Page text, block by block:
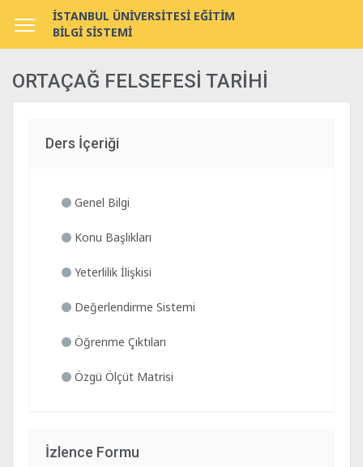
İSTANBUL ÜNİVERSİTESİ EĞİTİM
BİLGİ SİSTEMİ
ORTAÇAĞ FELSEFESİ TARİHİ
Ders İçeriği
Genel Bilgi
Konu Başlıkları
Yeterlilik İlişkisi
Değerlendirme Sistemi
Öğrenme Çıktıları
Özgü Ölçüt Matrisi
İzlence Formu